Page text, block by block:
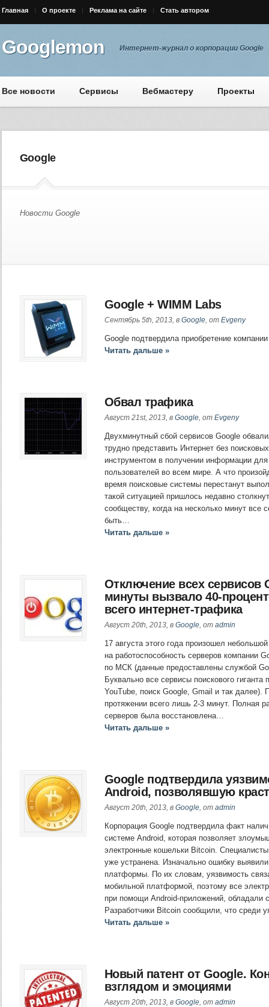
Главная О проекте Реклама на сайте Стать автором
Googlemon Интернет-журнал о корпорации Google
Все новости Сервисы Вебмастеру Проекты
Google
Новости Google
Google + WIMM Labs
Сентябрь 5th, 2013, в Google, от Evgeny
Google подтвердила приобретение
Читать дальше »
Обвал трафика
Август 21st, 2013, в Google, от Evgeny
Двухминутный сбой сервисов Google
трудно представить Интернет без
инструментом в получении информации
пользователей во всем мире. А что
время поисковые системы перестанут
такой ситуацией пришлось недавно
сообществу, когда на несколько минут все
быть…
Читать дальше »
Отключение всех сервисов
минуты вызвало 40-
всего интернет-трафика
Август 20th, 2013, в Google, от admin
17 августа этого года произошел
на работоспособность серверов компании
по МСК (данные предоставлены службой
Буквально все сервисы поискового гиганта
YouTube, поиск Google, Gmail и так далее).
протяжении всего лишь 2-3 минут. Полная
серверов была восстановлена…
Читать дальше »
Google подтвердила
Android, позволявшую
Август 20th, 2013, в Google, от admin
Корпорация Google подтвердила факт
системе Android, которая позволяет
электронные кошельки Bitcoin.
уже устранена. Изначально ошибку
платформы. По их словам, уязвимость
мобильной платформой, поэтому все
при помощи Android-приложений, обладали
Разработчики Bitcoin сообщили, что среди
Читать дальше »
Новый патент от Google.
взглядом и эмоциями
Август 20th, 2013, в Google, от admin